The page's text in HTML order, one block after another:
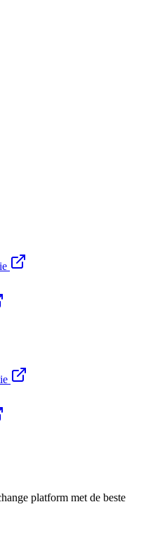
platform met de beste